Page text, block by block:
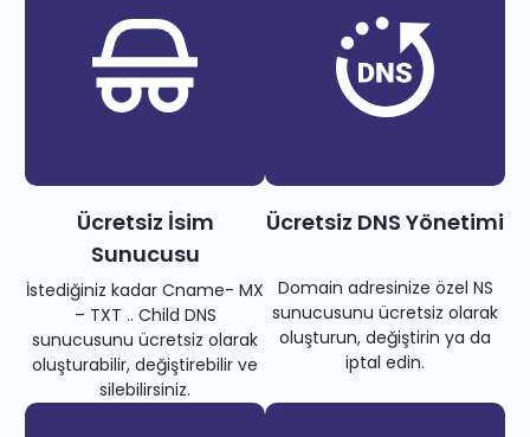
Ücretsiz İsim
Sunucusu
İstediğiniz kadar Cname- MX
– TXT .. Child DNS
sunucusunu ücretsiz olarak
oluşturabilir, değiştirebilir ve
silebilirsiniz.
Ücretsiz DNS Yönetimi
Domain adresinize özel NS
sunucusunu ücretsiz olarak
oluşturun, değiştirin ya da
iptal edin.